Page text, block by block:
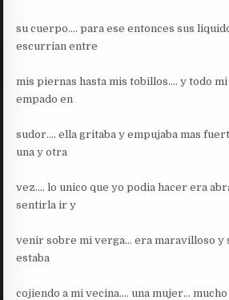
su cuerpo…. para ese entonces sus
escurrian entre
mis piernas hasta mis tobillos…. y todo
empado en
sudor…. ella gritaba y empujaba mas
una y otra
vez…. lo unico que yo podia hacer era
sentirla ir y
venir sobre mi verga… era maravilloso y
estaba
cojiendo a mi vecina…. una mujer…